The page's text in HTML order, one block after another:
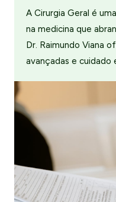
A Cirurgia Geral é
na medicina que
Dr. Raimundo Viana
avançadas e cuidado